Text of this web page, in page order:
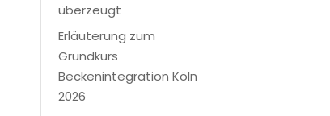
überzeugt
Erläuterung zum
Grundkurs
Beckenintegration Köln
2026